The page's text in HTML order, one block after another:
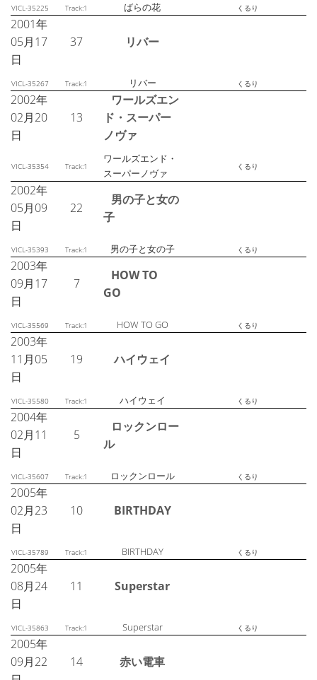
VICL-35225 Track:1 ばらの花 くるり
2001年
05月17
日
37 リバー
VICL-35267 Track:1 リバー くるり
2002年
02月20
日
13
ワールズエン
ド・スーパー
ノヴァ
VICL-35354 Track:1
ワールズエンド・
スーパーノヴァ
くるり
2002年
05月09
日
22
男の子と女の
子
VICL-35393 Track:1 男の子と女の子 くるり
2003年
09月17
日
7
HOW TO
GO
VICL-35569 Track:1 HOW TO GO くるり
2003年
11月05
日
19 ハイウェイ
VICL-35580 Track:1 ハイウェイ くるり
2004年
02月11
日
5
ロックンロー
ル
VICL-35607 Track:1 ロックンロール くるり
2005年
02月23
日
10 BIRTHDAY
VICL-35789 Track:1 BIRTHDAY くるり
2005年
08月24
日
11 Superstar
VICL-35863 Track:1 Superstar くるり
2005年
09月22
14 赤い電車